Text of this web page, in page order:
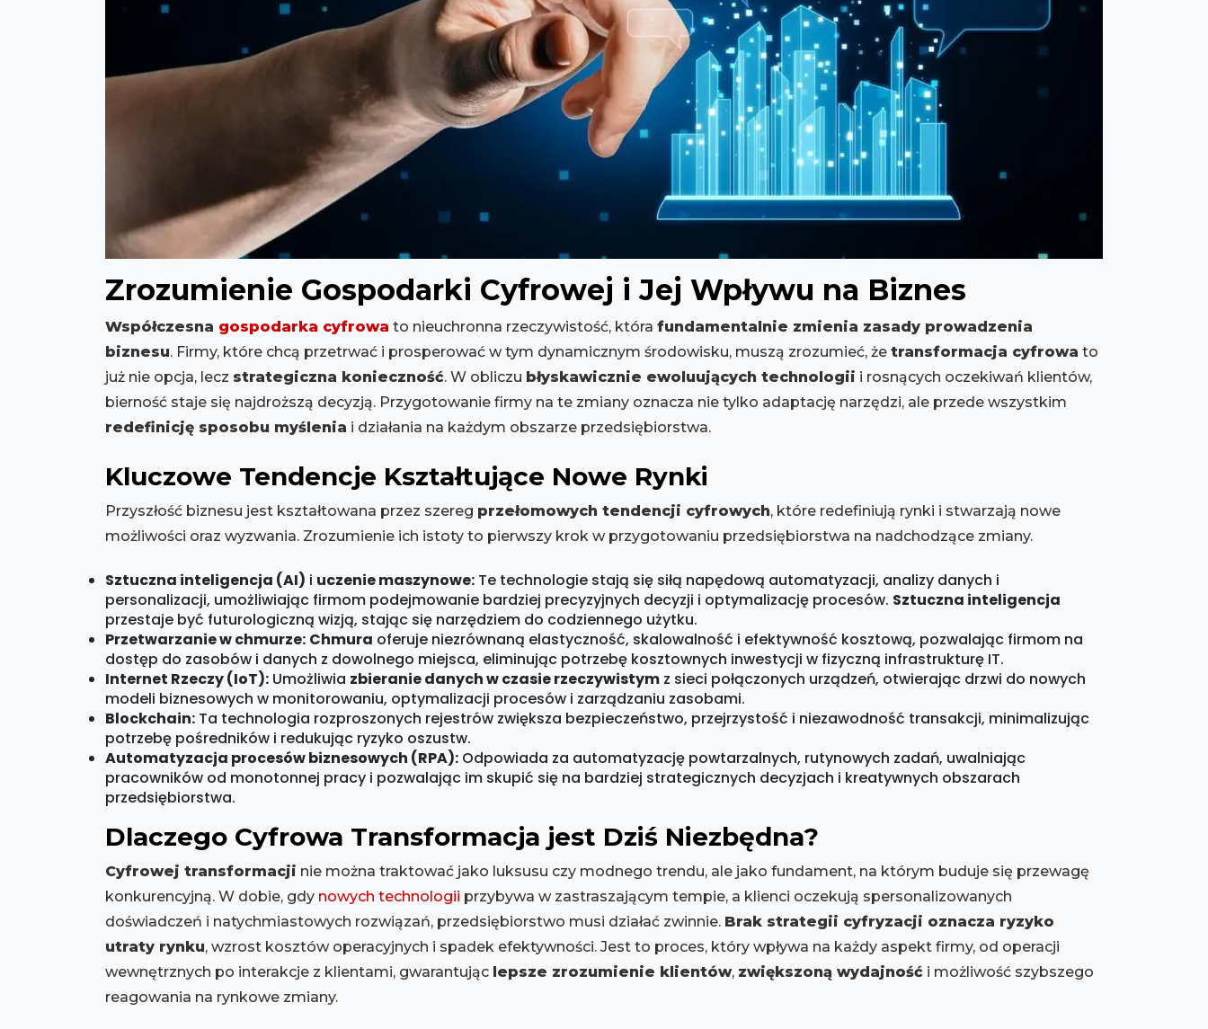
Zrozumienie Gospodarki Cyfrowej i Jej Wpływu na Biznes
Współczesna gospodarka cyfrowa to nieuchronna rzeczywistość, która fundamentalnie zmienia zasady prowadzenia
biznesu. Firmy, które chcą przetrwać i prosperować w tym dynamicznym środowisku, muszą zrozumieć, że transformacja cyfrowa to
już nie opcja, lecz strategiczna konieczność. W obliczu błyskawicznie ewoluujących technologii i rosnących oczekiwań klientów,
bierność staje się najdroższą decyzją. Przygotowanie firmy na te zmiany oznacza nie tylko adaptację narzędzi, ale przede wszystkim
redefinicję sposobu myślenia i działania na każdym obszarze przedsiębiorstwa.
Kluczowe Tendencje Kształtujące Nowe Rynki
Przyszłość biznesu jest kształtowana przez szereg przełomowych tendencji cyfrowych, które redefiniują rynki i stwarzają nowe
możliwości oraz wyzwania. Zrozumienie ich istoty to pierwszy krok w przygotowaniu przedsiębiorstwa na nadchodzące zmiany.
Sztuczna inteligencja (AI) i uczenie maszynowe: Te technologie stają się siłą napędową automatyzacji, analizy danych i
personalizacji, umożliwiając firmom podejmowanie bardziej precyzyjnych decyzji i optymalizację procesów. Sztuczna inteligencja
przestaje być futurologiczną wizją, stając się narzędziem do codziennego użytku.
Przetwarzanie w chmurze: Chmura oferuje niezrównaną elastyczność, skalowalność i efektywność kosztową, pozwalając firmom na
dostęp do zasobów i danych z dowolnego miejsca, eliminując potrzebę kosztownych inwestycji w fizyczną infrastrukturę IT.
Internet Rzeczy (IoT): Umożliwia zbieranie danych w czasie rzeczywistym z sieci połączonych urządzeń, otwierając drzwi do nowych
modeli biznesowych w monitorowaniu, optymalizacji procesów i zarządzaniu zasobami.
Blockchain: Ta technologia rozproszonych rejestrów zwiększa bezpieczeństwo, przejrzystość i niezawodność transakcji, minimalizując
potrzebę pośredników i redukując ryzyko oszustw.
Automatyzacja procesów biznesowych (RPA): Odpowiada za automatyzację powtarzalnych, rutynowych zadań, uwalniając
pracowników od monotonnej pracy i pozwalając im skupić się na bardziej strategicznych decyzjach i kreatywnych obszarach
przedsiębiorstwa.
Dlaczego Cyfrowa Transformacja jest Dziś Niezbędna?
Cyfrowej transformacji nie można traktować jako luksusu czy modnego trendu, ale jako fundament, na którym buduje się przewagę
konkurencyjną. W dobie, gdy nowych technologii przybywa w zastraszającym tempie, a klienci oczekują spersonalizowanych
doświadczeń i natychmiastowych rozwiązań, przedsiębiorstwo musi działać zwinnie. Brak strategii cyfryzacji oznacza ryzyko
utraty rynku, wzrost kosztów operacyjnych i spadek efektywności. Jest to proces, który wpływa na każdy aspekt firmy, od operacji
wewnętrznych po interakcje z klientami, gwarantując lepsze zrozumienie klientów, zwiększoną wydajność i możliwość szybszego
reagowania na rynkowe zmiany.